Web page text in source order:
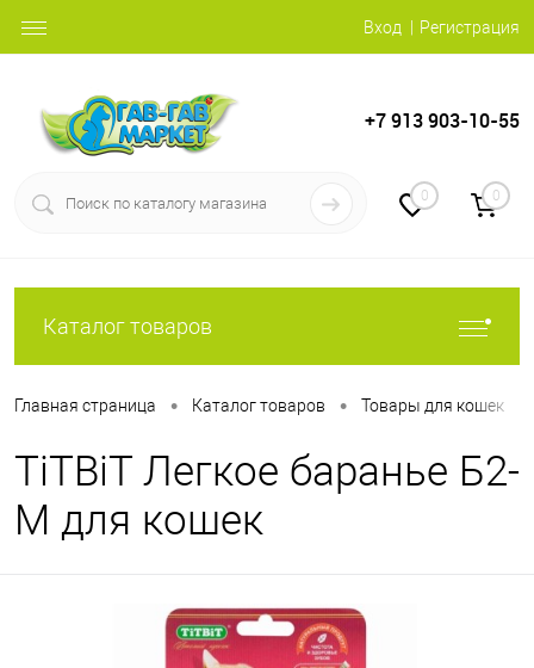
Вход Регистрация
+7 913 903-10-55
0 0
Каталог товаров
Главная страница • Каталог товаров • Товары для кошек
TiTBiT Легкое баранье Б2-
М для кошек